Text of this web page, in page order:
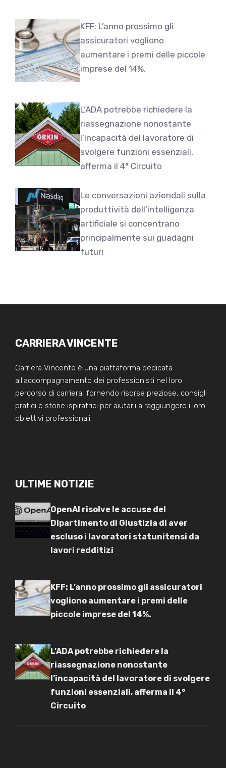
KFF: L’anno prossimo gli
assicuratori vogliono
aumentare i premi delle piccole
imprese del 14%.
L’ADA potrebbe richiedere la
riassegnazione nonostante
l’incapacità del lavoratore di
svolgere funzioni essenziali,
afferma il 4° Circuito
Le conversazioni aziendali sulla
produttività dell’intelligenza
artificiale si concentrano
principalmente sui guadagni
futuri
CARRIERA VINCENTE
Carriera Vincente è una piattaforma dedicata
all'accompagnamento dei professionisti nel loro
percorso di carriera, fornendo risorse preziose, consigli
pratici e storie ispiratrici per aiutarli a raggiungere i loro
obiettivi professionali.
ULTIME NOTIZIE
OpenAI risolve le accuse del
Dipartimento di Giustizia di aver
escluso i lavoratori statunitensi da
lavori redditizi
KFF: L’anno prossimo gli assicuratori
vogliono aumentare i premi delle
piccole imprese del 14%.
L’ADA potrebbe richiedere la
riassegnazione nonostante
l’incapacità del lavoratore di svolgere
funzioni essenziali, afferma il 4°
Circuito